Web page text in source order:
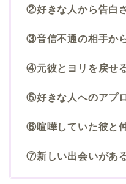
②好きな人から告白
③音信不通の相手か
④元彼とヨリを戻せ
⑤好きな人へのアプ
⑥喧嘩していた彼と
⑦新しい出会いがあ